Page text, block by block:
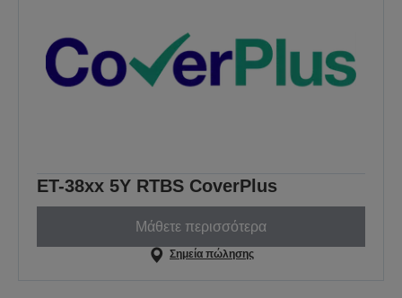
ET-38xx 5Y RTBS CoverPlus
Μάθετε περισσότερα
Σημεία πώλησης